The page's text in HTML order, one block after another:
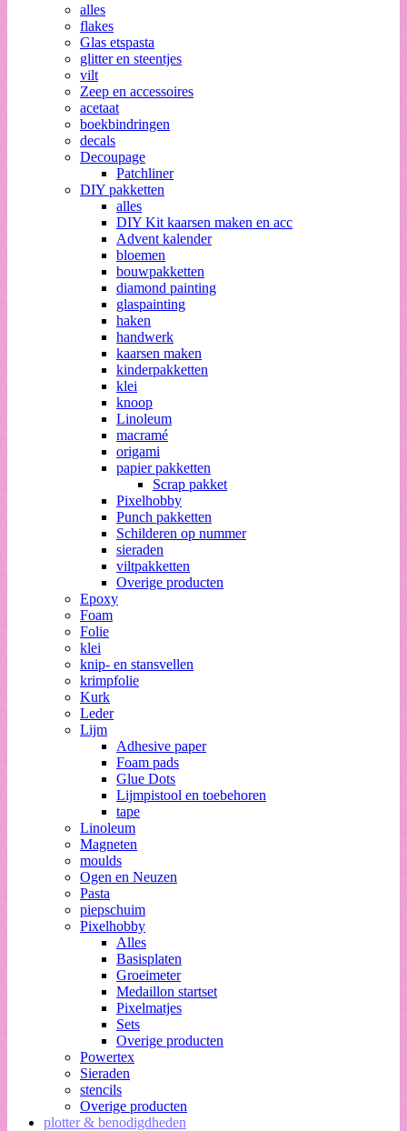
alles
flakes
Glas etspasta
glitter en steentjes
vilt
Zeep en accessoires
acetaat
boekbindringen
decals
Decoupage
Patchliner
DIY pakketten
alles
DIY Kit kaarsen maken en acc
Advent kalender
bloemen
bouwpakketten
diamond painting
glaspainting
haken
handwerk
kaarsen maken
kinderpakketten
klei
knoop
Linoleum
macramé
origami
papier pakketten
Scrap pakket
Pixelhobby
Punch pakketten
Schilderen op nummer
sieraden
viltpakketten
Overige producten
Epoxy
Foam
Folie
klei
knip- en stansvellen
krimpfolie
Kurk
Leder
Lijm
Adhesive paper
Foam pads
Glue Dots
Lijmpistool en toebehoren
tape
Linoleum
Magneten
moulds
Ogen en Neuzen
Pasta
piepschuim
Pixelhobby
Alles
Basisplaten
Groeimeter
Medaillon startset
Pixelmatjes
Sets
Overige producten
Powertex
Sieraden
stencils
Overige producten
plotter & benodigdheden